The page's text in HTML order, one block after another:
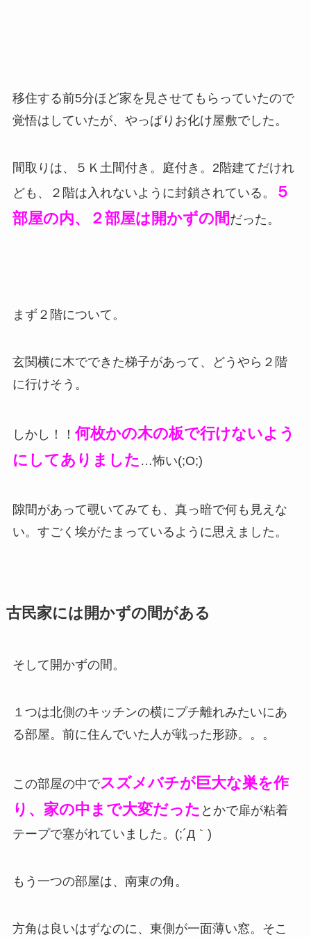
移住する前5分ほど家を見させてもらっていたので
覚悟はしていたが、やっぱりお化け屋敷でした。
間取りは、５Ｋ土間付き。庭付き。2階建てだけれ
ども、２階は入れないように封鎖されている。
５
部屋の内、２部屋は開かずの間 だった。
まず２階について。
玄関横に木でできた梯子があって、どうやら２階
に行けそう。
しかし！！ 何枚かの木の板で行けないよう
にしてありました …怖い(;O;)
隙間があって覗いてみても、真っ暗で何も見えな
い。すごく埃がたまっているように思えました。
古民家には開かずの間がある
そして開かずの間。
１つは北側のキッチンの横にプチ離れみたいにあ
る部屋。前に住んでいた人が戦った形跡。。。
この部屋の中でスズメバチが巨大な巣を作
り、家の中まで大変だった とかで扉が粘着
テープで塞がれていました。(;´Д｀)
もう一つの部屋は、南東の角。
方角は良いはずなのに、東側が一面薄い窓。そこ